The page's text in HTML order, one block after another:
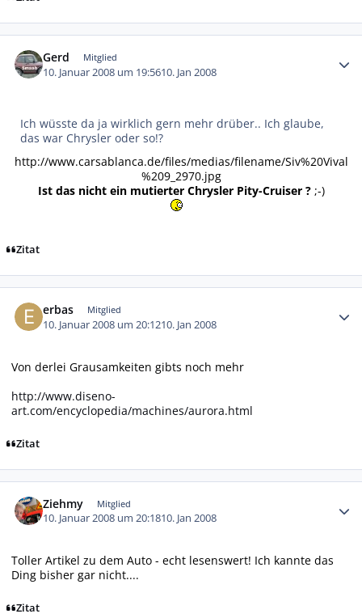
Gerd Mitglied
10. Januar 2008 um 19:5610. Jan 2008
Ich wüsste da ja wirklich gern mehr drüber.. Ich glaube,
das war Chrysler oder so!?
http://www.carsablanca.de/files/medias/filename/Siv%20Vival
%209_2970.jpg
Ist das nicht ein mutierter Chrysler Pity-Cruiser ?;-)
Zitat
erbas Mitglied
10. Januar 2008 um 20:1210. Jan 2008
Von derlei Grausamkeiten gibts noch mehr
http://www.diseno-
art.com/encyclopedia/machines/aurora.html
Zitat
Ziehmy Mitglied
10. Januar 2008 um 20:1810. Jan 2008
Toller Artikel zu dem Auto - echt lesenswert! Ich kannte das
Ding bisher gar nicht....
Zitat